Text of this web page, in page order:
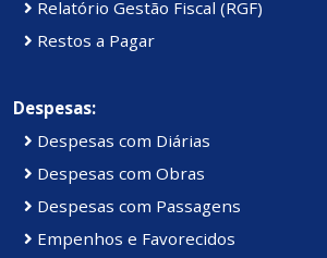
Relatório Gestão Fiscal (RGF)
Restos a Pagar
Despesas:
Despesas com Diárias
Despesas com Obras
Despesas com Passagens
Empenhos e Favorecidos